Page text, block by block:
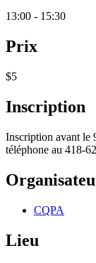
13:00 - 15:30
Prix
$5
Inscription
Inscription avant le
téléphone au 418-
CQPA
Lieu